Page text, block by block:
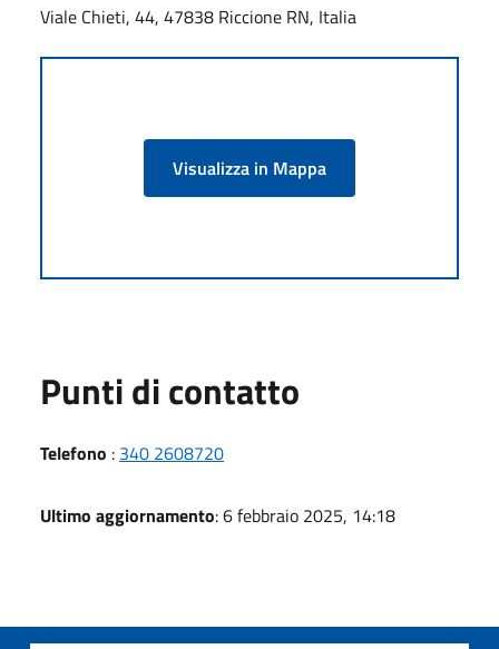
Viale Chieti, 44, 47838 Riccione RN, Italia
Visualizza in Mappa
Punti di contatto
Telefono : 340 2608720
Ultimo aggiornamento: 6 febbraio 2025, 14:18